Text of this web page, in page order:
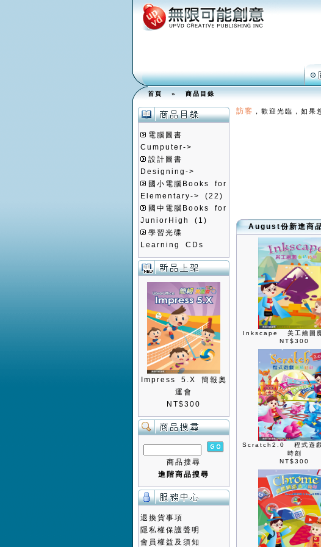
首頁»商品目錄
電腦圖書
Cumputer->
設計圖書
Designing->
國小電腦Books for
Elementary->
(22)
國中電腦Books for
JuniorHigh
(1)
學習光碟
Learning CDs
Impress 5.X 簡報奧
運會
NT$300
商品搜尋
進階商品搜尋
退換貨事項
隱私權保護聲明
會員權益及須知
訪客 ，歡迎光臨，如果
August份新進商
Inkscape 美工繪圖魔
NT$300
Scratch2.0 程式遊
時刻
NT$300